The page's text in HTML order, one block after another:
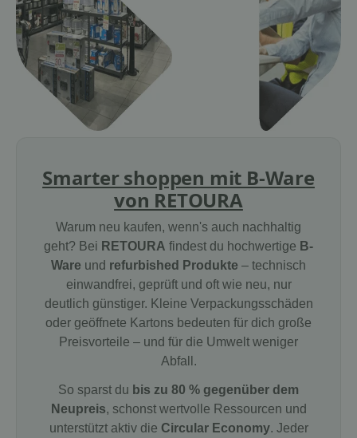
Smarter shoppen mit B-Ware
von RETOURA
Warum neu kaufen, wenn's auch nachhaltig
geht? Bei RETOURA findest du hochwertige B-
Ware und refurbished Produkte – technisch
einwandfrei, geprüft und oft wie neu, nur
deutlich günstiger. Kleine Verpackungsschäden
oder geöffnete Kartons bedeuten für dich große
Preisvorteile – und für die Umwelt weniger
Abfall.
So sparst du bis zu 80 % gegenüber dem
Neupreis, schonst wertvolle Ressourcen und
unterstützt aktiv die Circular Economy. Jeder